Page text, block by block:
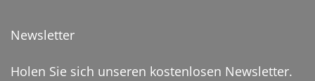
Newsletter
Holen Sie sich unseren kostenlosen Newsletter.